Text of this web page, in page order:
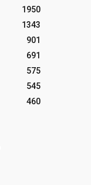
1950
1343
901
691
575
545
460